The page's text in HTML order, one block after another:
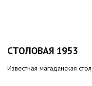
СТОЛОВАЯ 1953
Известная магаданская